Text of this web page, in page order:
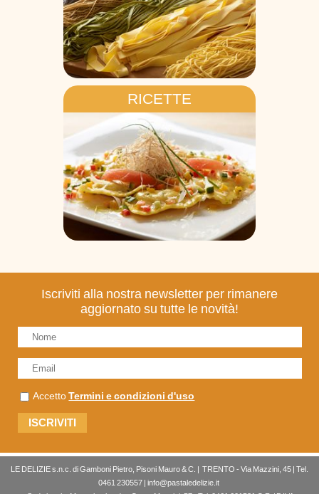
RICETTE
Iscriviti alla nostra newsletter per rimanere
aggiornato su tutte le novità!
AccettoTermini e condizioni d'uso
LE DELIZIE s.n.c. di Gamboni Pietro, Pisoni Mauro & C. | TRENTO - Via Mazzini, 45 | Tel.
0461 230557 | info@pastaledelizie.it